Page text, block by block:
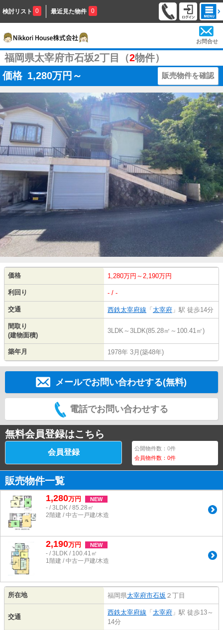
検討リスト 0 最近見た物件 0
お問合せ
福岡県太宰府市石坂2丁目（2物件）
価格 1,280万円～ 販売物件を確認
価格 1,280万円～2,190万円
利回り - / -
交通 西鉄太宰府線 「 太宰府 」駅 徒歩14分
間取り
(建物面積)
3LDK～3LDK(85.28㎡～100.41㎡)
築年月 1978年 3月(築48年)
メールでお問い合わせする(無料)
電話でお問い合わせする
無料会員登録はこちら
会員登録 公開物件数：0件
会員物件数：0件
販売物件一覧
1,280万円 NEW
- / 3LDK / 85.28㎡
2階建 / 中古一戸建/木造
2,190万円 NEW
- / 3LDK / 100.41㎡
1階建 / 中古一戸建/木造
所在地 福岡県太宰府市石坂 ２丁目
交通
西鉄太宰府線 「 太宰府 」駅 徒歩13～
14分